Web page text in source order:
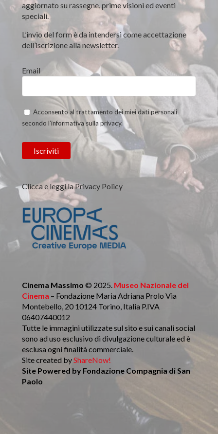
aggiornato su rassegne, prime visioni ed eventi
speciali.
L’invio del form è da intendersi come accettazione
dell’iscrizione alla newsletter.
Email
Acconsento al trattamento dei miei dati personali
secondo l’informativa sulla privacy.
Clicca e leggi la Privacy Policy
Cinema Massimo © 2025. Museo Nazionale del
Cinema – Fondazione Maria Adriana Prolo Via
Montebello, 20 10124 Torino, Italia P.IVA
06407440012
Tutte le immagini utilizzate sul sito e sui canali social
sono ad uso esclusivo di divulgazione culturale ed è
esclusa ogni finalità commerciale.
Site created byShareNow!
Site Powered by Fondazione Compagnia di San
Paolo